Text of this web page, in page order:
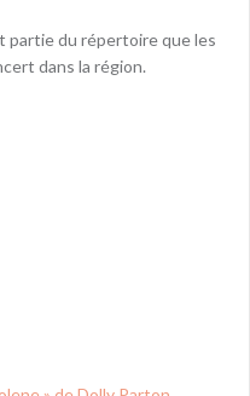
partie du répertoire que les
dans la région.